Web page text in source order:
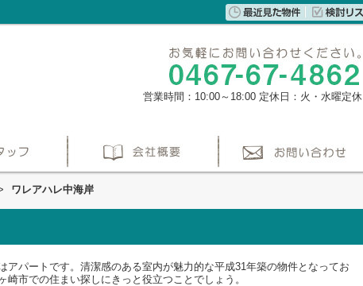
営業時間：10:00～18:00 定休日：火・水曜定休
ワレアハレ中海岸
パートです。清潔感のある室内が魅力的な平成31年築の物件となってお
市での住まい探しにきっと役立つことでしょう。